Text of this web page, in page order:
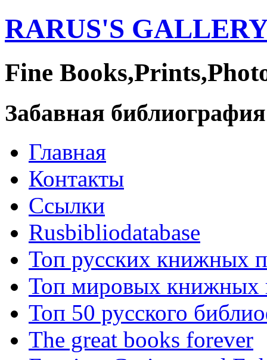
RARUS'S
Fine
Забавная библиография
Главная
Контакты
Ссылки
Rusbibliodatabase
Топ русских книжных
Топ мировых книжных
Топ 50 русского
The great books forever